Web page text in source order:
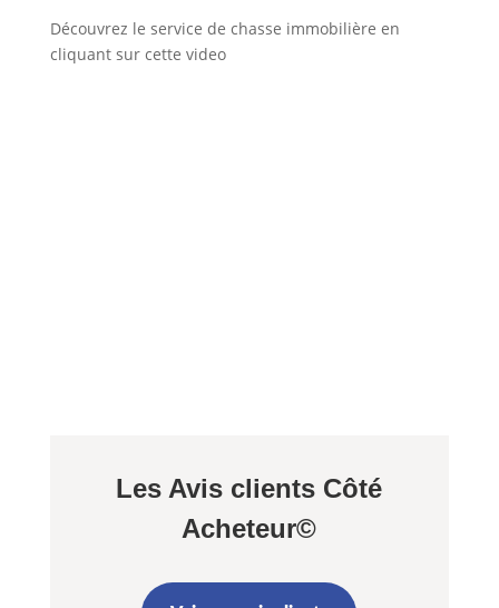
Découvrez le service de chasse immobilière en
cliquant sur cette video
Les Avis clients Côté
Acheteur©